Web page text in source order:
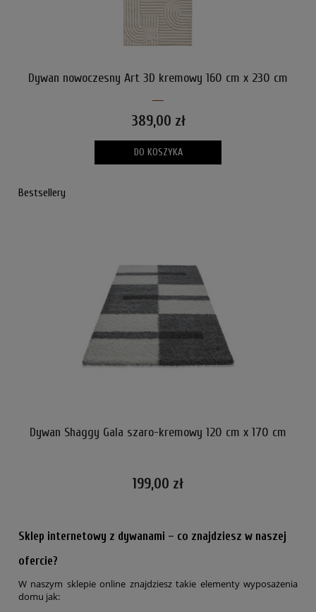
Dywan nowoczesny Art 3D kremowy 160 cm x 230 cm
389,00 zł
DO KOSZYKA
Bestsellery
Dywan Shaggy Gala szaro-kremowy 120 cm x 170 cm
199,00 zł
Sklep internetowy z dywanami – co znajdziesz w naszej
ofercie?
W naszym sklepie online znajdziesz takie elementy wyposażenia
domu jak: